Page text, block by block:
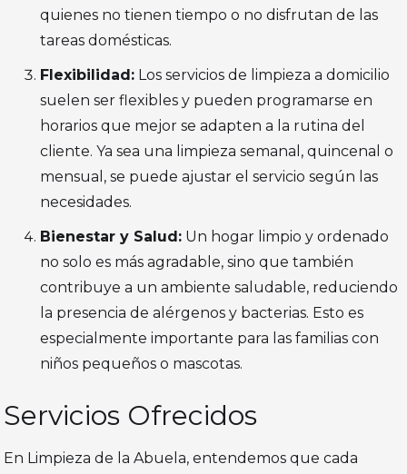
quienes no tienen tiempo o no disfrutan de las
tareas domésticas.
Flexibilidad: Los servicios de limpieza a domicilio
suelen ser flexibles y pueden programarse en
horarios que mejor se adapten a la rutina del
cliente. Ya sea una limpieza semanal, quincenal o
mensual, se puede ajustar el servicio según las
necesidades.
Bienestar y Salud: Un hogar limpio y ordenado
no solo es más agradable, sino que también
contribuye a un ambiente saludable, reduciendo
la presencia de alérgenos y bacterias. Esto es
especialmente importante para las familias con
niños pequeños o mascotas.
Servicios Ofrecidos
En Limpieza de la Abuela, entendemos que cada